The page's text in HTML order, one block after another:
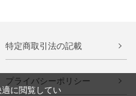
特定商取引法の記載
プライバシーポリシー
に閲覧してい